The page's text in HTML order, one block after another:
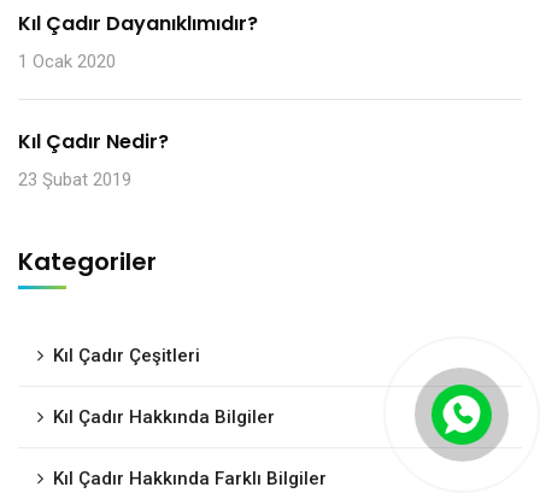
Kıl Çadır Dayanıklımıdır?
1 Ocak 2020
Kıl Çadır Nedir?
23 Şubat 2019
Kategoriler
Kıl Çadır Çeşitleri
Kıl Çadır Hakkında Bilgiler
Kıl Çadır Hakkında Farklı Bilgiler